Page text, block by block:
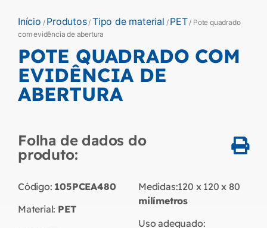
Início / Produtos/ Tipo de material / PET/ Pote quadrado
com evidência de abertura
POTE QUADRADO COM
EVIDÊNCIA DE
ABERTURA
Folha de dados do
produto:
Código: 105PCEA480
Material: PET
Medidas:120 x 120 x 80
milímetros
Uso adequado: